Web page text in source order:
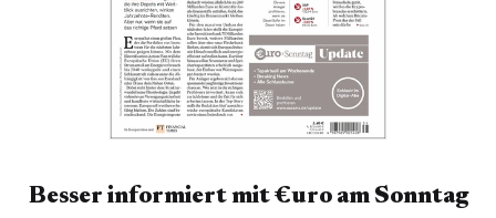
Besser informiert mit €uro am Sonntag